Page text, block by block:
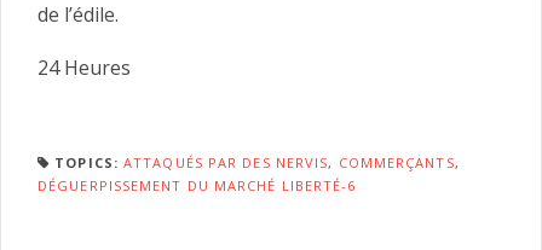
de l’édile.
24 Heures
TOPICS: ATTAQUÉS PAR DES NERVIS, COMMERÇANTS,
DÉGUERPISSEMENT DU MARCHÉ LIBERTÉ-6